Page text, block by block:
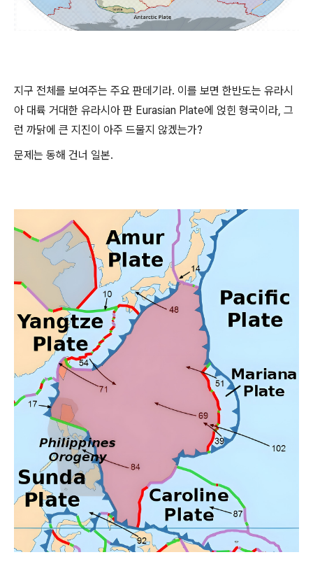
지구 전체를 보여주는 주요 판데기라. 이를 보면 한반도는 유라시
아 대륙 거대한 유라시아 판 Eurasian Plate에 얹힌 형국이라, 그
런 까닭에 큰 지진이 아주 드물지 않겠는가?
문제는 동해 건너 일본.